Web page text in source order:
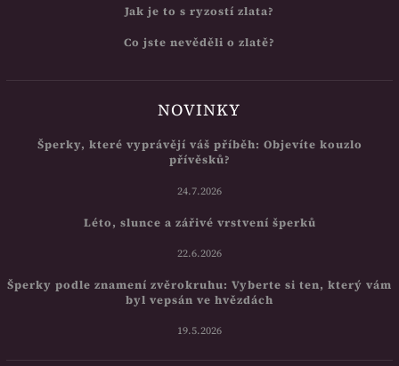
Jak je to s ryzostí zlata?
Co jste nevěděli o zlatě?
NOVINKY
Šperky, které vyprávějí váš příběh: Objevíte kouzlo
přívěsků?
24.7.2026
Léto, slunce a zářivé vrstvení šperků
22.6.2026
Šperky podle znamení zvěrokruhu: Vyberte si ten, který vám
byl vepsán ve hvězdách
19.5.2026